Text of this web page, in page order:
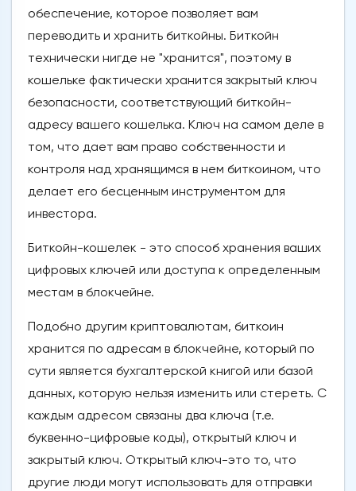
обеспечение, которое позволяет вам
переводить и хранить биткойны. Биткойн
технически нигде не "хранится", поэтому в
кошельке фактически хранится закрытый ключ
безопасности, соответствующий биткойн-
адресу вашего кошелька. Ключ на самом деле в
том, что дает вам право собственности и
контроля над хранящимся в нем биткоином, что
делает его бесценным инструментом для
инвестора.
Биткойн-кошелек - это способ хранения ваших
цифровых ключей или доступа к определенным
местам в блокчейне.
Подобно другим криптовалютам, биткоин
хранится по адресам в блокчейне, который по
сути является бухгалтерской книгой или базой
данных, которую нельзя изменить или стереть. С
каждым адресом связаны два ключа (т.е.
буквенно-цифровые коды), открытый ключ и
закрытый ключ. Открытый ключ-это то, что
другие люди могут использовать для отправки